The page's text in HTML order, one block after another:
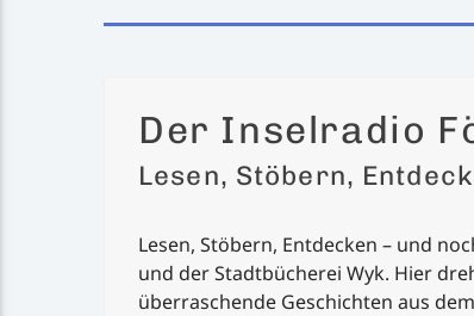
Der Inselradio
Lesen, Stöbern,
Lesen, Stöbern, Entdecken – und
und der Stadtbücherei Wyk. Hier
überraschende Geschichten aus